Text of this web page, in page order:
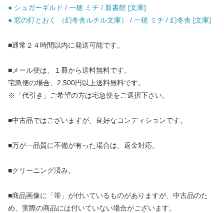
● シュガーギルド / 一穂 ミチ / 新書館 [文庫]
● 窓の灯とおく （幻冬舎ルチル文庫） / 一穂 ミチ / 幻冬舎 [文庫]
■通常２４時間以内に発送可能です。
■メール便は、１冊から送料無料です。
宅急便の場合、2,500円以上送料無料です。
※「代引き」ご希望の方は宅急便をご選択下さい。
■中古品ではございますが、良好なコンディションです。
■万が一品質に不備が有った場合は、返金対応。
■クリーニング済み。
■商品画像に「帯」が付いているものがありますが、中古品のた
め、実際の商品には付いていない場合がございます。